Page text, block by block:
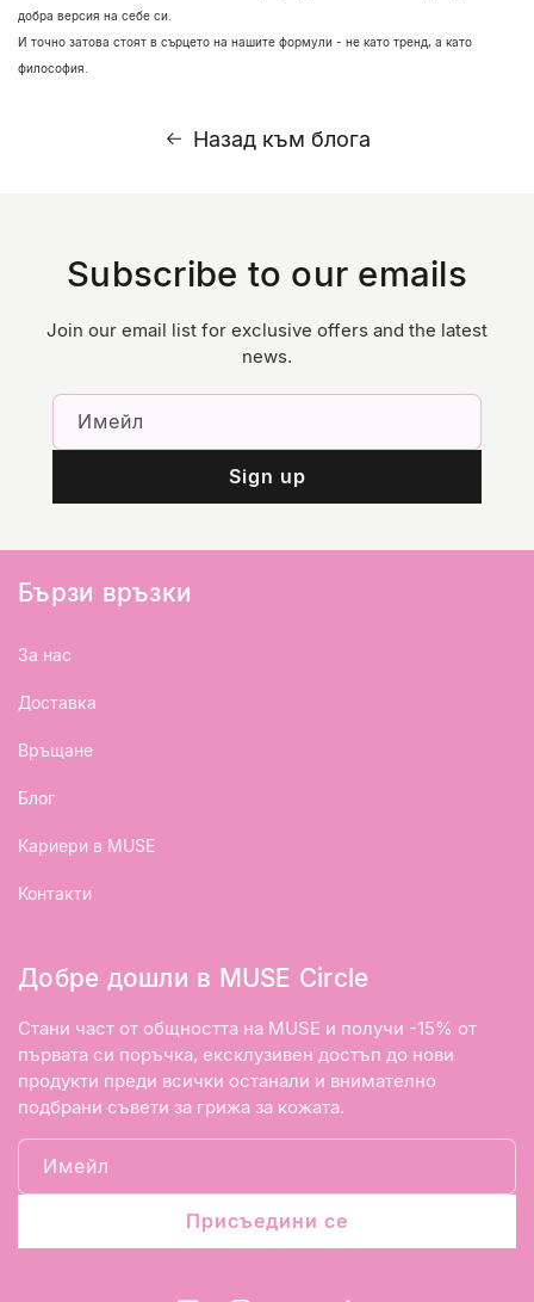
добра версия на себе си.
И точно затова стоят в сърцето на нашите формули - не като тренд, а като
философия.
Назад към блога
Subscribe to our emails
Join our email list for exclusive offers and the latest
news.
Имейл
Sign up
Бързи връзки
За нас
Доставка
Връщане
Блог
Кариери в MUSE
Контакти
Добре дошли в MUSE Circle
Стани част от общността на MUSE и получи -15% от
първата си поръчка, ексклузивен достъп до нови
продукти преди всички останали и внимателно
подбрани съвети за грижа за кожата.
Имейл
Присъедини се